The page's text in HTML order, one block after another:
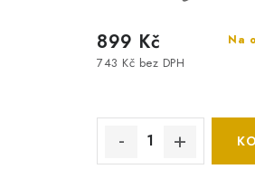
Na
743 Kč bez DPH
899 Kč